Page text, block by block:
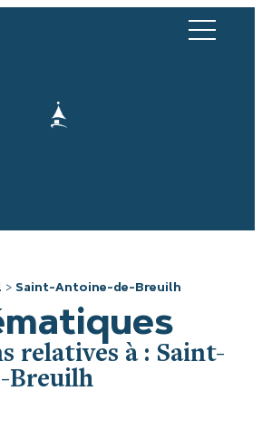
> Saint-Antoine-de-Breuilh
relatives à : Saint-
Breuilh